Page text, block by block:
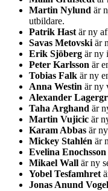
Martin Nylund är
utbildare.
Patrik Hast är ny
Savas Metovski är
Erik Sjöberg är ny
Peter Karlsson är
Tobias Falk är ny
Anna Westin är ny
Alexander
Taha Arghand är
Martin Vujicic är
Karam Abbas är
Mickey Stahlén är
Evelina Enochsson
Mikael Wall är ny
Yobel Tesfamhret
Jonas Anund Vogel